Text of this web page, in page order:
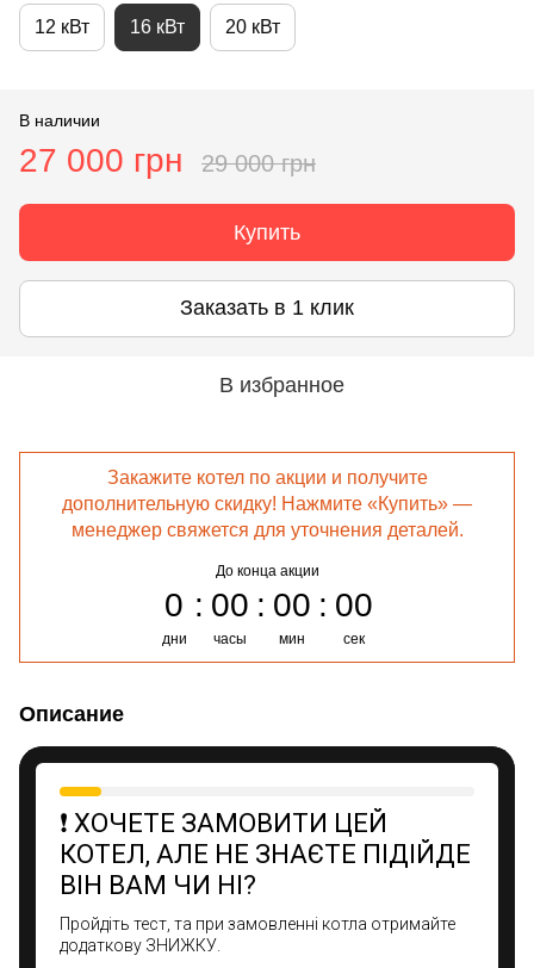
12 кВт 16 кВт 20 кВт
В наличии
27 000 грн 29 000 грн
Купить
Заказать в 1 клик
В избранное
Закажите котел по акции и получите
дополнительную скидку! Нажмите «Купить» —
менеджер свяжется для уточнения деталей.
До конца акции
0
дни
00
часы
00
мин
00
сек
Описание